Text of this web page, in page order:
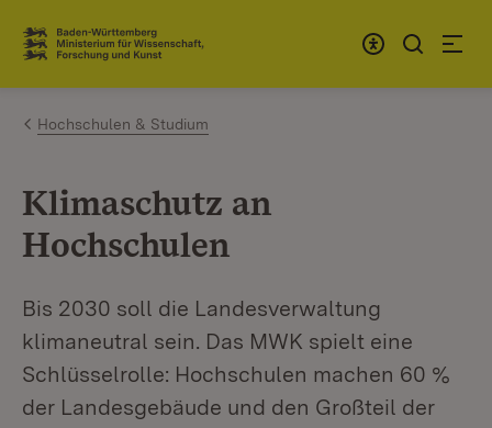
Zum Inhalt springen
Link zur Startseite
Hochschulen & Studium
Klimaschutz an
Hochschulen
Bis 2030 soll die Landesverwaltung
klimaneutral sein. Das MWK spielt eine
Schlüsselrolle: Hochschulen machen 60 %
der Landesgebäude und den Großteil der